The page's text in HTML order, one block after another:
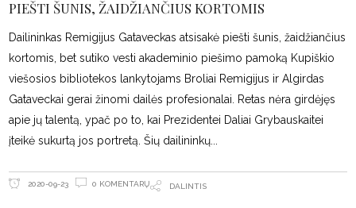
PIEŠTI ŠUNIS, ŽAIDŽIANČIUS KORTOMIS
Dailininkas Remigijus Gataveckas atsisakė piešti šunis, žaidžiančius
kortomis, bet sutiko vesti akademinio piešimo pamoką Kupiškio
viešosios bibliotekos lankytojams Broliai Remigijus ir Algirdas
Gataveckai gerai žinomi dailės profesionalai. Retas nėra girdėjęs
apie jų talentą, ypač po to, kai Prezidentei Daliai Grybauskaitei
įteikė sukurtą jos portretą. Šių dailininkų
2020-09-23 0 KOMENTARŲ DALINTIS